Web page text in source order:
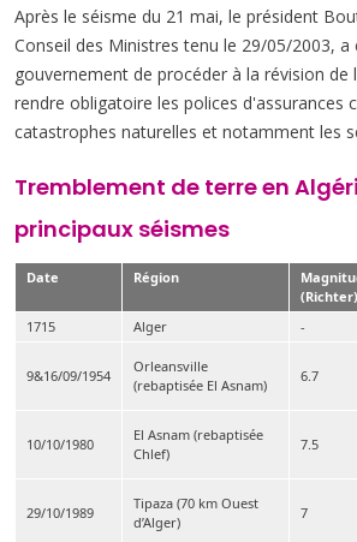
Après le séisme du 21 mai, le président
Conseil des Ministres tenu le 29/05/2003, a
gouvernement de procéder à la révision de
rendre obligatoire les polices d'assurances
catastrophes naturelles et notamment les
Tremblement de terre en
principaux séismes
Date Région
(Richter)
1715 Alger -
9&16/09/1954
Orleansville
(rebaptisée El Asnam)
6.7
10/10/1980
El Asnam (rebaptisée
Chlef)
7.5
29/10/1989
Tipaza (70 km Ouest
d’Alger)
7